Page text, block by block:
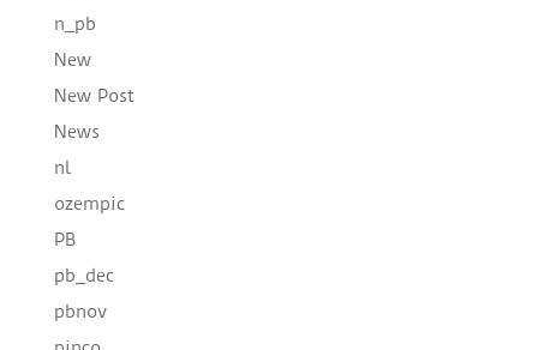
n_pb
New
New Post
News
nl
ozempic
PB
pb_dec
pbnov